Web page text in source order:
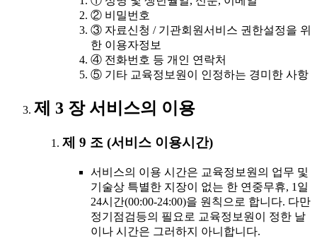
② 비밀번호
③ 자료신청 / 기관회원서비스 권한설정을 위
한 이용자정보
④ 전화번호 등 개인 연락처
⑤ 기타 교육정보원이 인정하는 경미한 사항
제 3 장 서비스의 이용
제 9 조 (서비스 이용시간)
서비스의 이용 시간은 교육정보원의 업무 및
기술상 특별한 지장이 없는 한 연중무휴, 1일
24시간(00:00-24:00)을 원칙으로 합니다. 다만
정기점검등의 필요로 교육정보원이 정한 날
이나 시간은 그러하지 아니합니다.